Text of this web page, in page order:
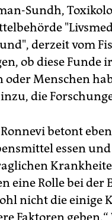
Sundh,
derzeit vom
ob diese Funde
oder Menschen
die
betont
essen
eine Rolle bei
nicht die einige
Faktoren